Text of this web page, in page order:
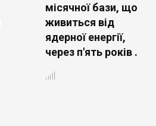
місячної бази, що
живиться від
ядерної енергії,
через п'ять років .